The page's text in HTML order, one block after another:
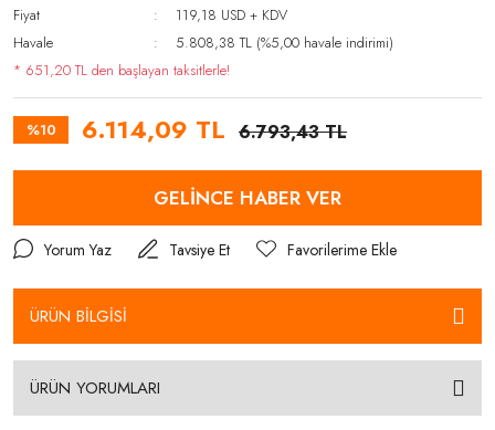
Fiyat
119,18 USD + KDV
Havale
5.808,38 TL (%5,00 havale indirimi)
* 651,20 TL den başlayan taksitlerle!
%10 6.114,09 TL 6.793,43 TL
GELİNCE HABER VER
Yorum Yaz Tavsiye Et
ÜRÜN BİLGİSİ
ÜRÜN YORUMLARI